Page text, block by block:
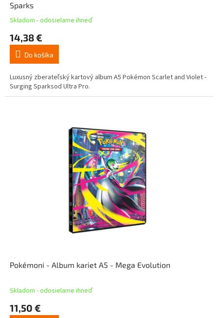
Sparks
Skladom - odosielame ihneď
14,38 €
Do košíka
Luxusný zberateľský kartový album A5 Pokémon Scarlet and Violet -
Surging Sparksod Ultra Pro.
Pokémoni - Album kariet A5 - Mega Evolution
Skladom - odosielame ihneď
11,50 €